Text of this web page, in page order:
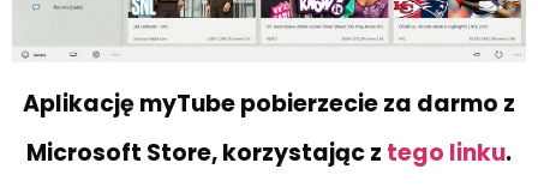
Aplikację myTube pobierzecie za darmo z
Microsoft Store, korzystając z tego linku.